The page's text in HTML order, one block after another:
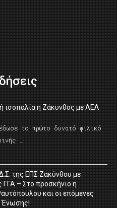
ισοπαλία η Ζάκυνθος με ΑΕΛ
το πρώτο δυνατό φιλικό
…
της ΕΠΣ Ζακύνθου με
– Στο προσκήνιο η
και οι επόμενες
Ένωσης!